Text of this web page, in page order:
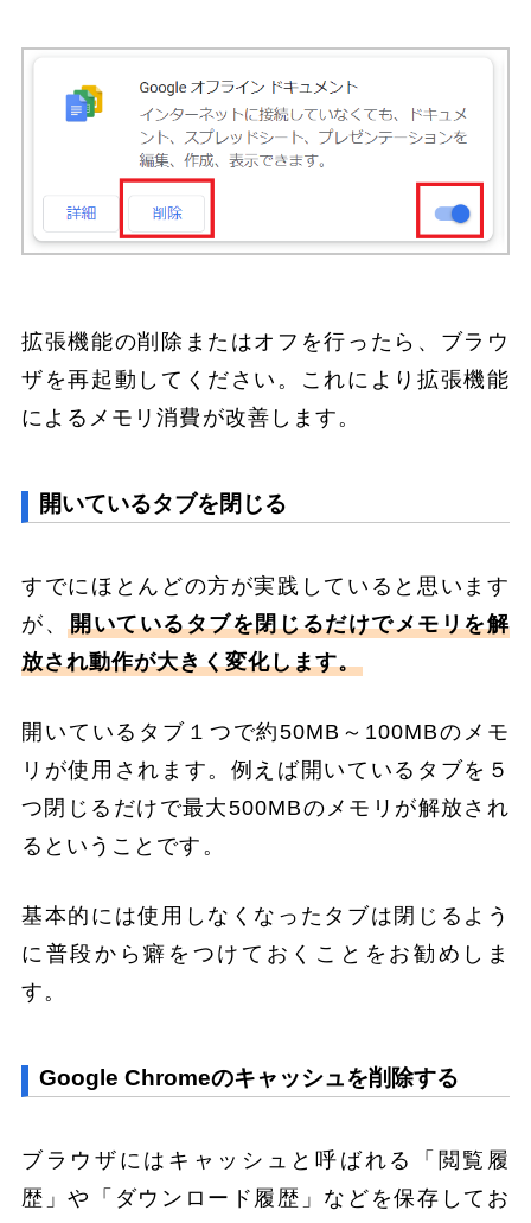
拡張機能の削除またはオフを行ったら、ブラウ
ザを再起動してください。これにより拡張機能
によるメモリ消費が改善します。
開いているタブを閉じる
すでにほとんどの方が実践していると思います
が、開いているタブを閉じるだけでメモリを解
放され動作が大きく変化します。
開いているタブ１つで約50MB～100MBのメモ
リが使用されます。例えば開いているタブを５
つ閉じるだけで最大500MBのメモリが解放され
るということです。
基本的には使用しなくなったタブは閉じるよう
に普段から癖をつけておくことをお勧めしま
す。
Google Chromeのキャッシュを削除する
ブラウザにはキャッシュと呼ばれる「閲覧履
歴」や「ダウンロード履歴」などを保存してお